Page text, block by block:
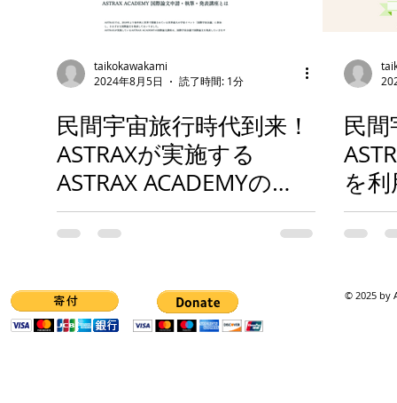
taikokawakami
2024年8月5日
読了時間: 1分
民間宇宙旅行時代到来！
ASTRAXが実施する
ASTRAX ACADEMYの
「国際論文申請・執筆・
発表講座」のランディン
始！
民
を
こ
つ
グ
© 2025 by